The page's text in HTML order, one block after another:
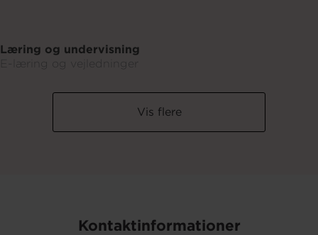
Læring og undervisning
E-læring og vejledninger
Vis flere
Kontaktinformationer